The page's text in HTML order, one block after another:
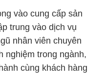
cùng khách hàng
sủa, hướng đến
hóa chất an toàn và
kết hỗ trợ khách hàng